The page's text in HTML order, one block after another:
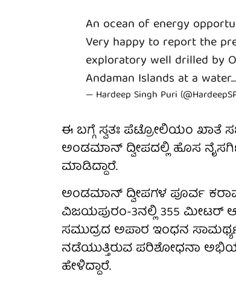
An ocean of energy
Very happy to report the
exploratory well drilled by
Andaman Islands at a water…
— Hardeep Singh Puri
ಈ ಬಗ್ಗೆ ಸ್ವತಃ ಪೆಟ್ರೋಲಿಯಂ ಖಾತೆ
ಅಂಡಮಾನ್ ದ್ವೀಪದಲ್ಲಿ ಹೊಸ
ಮಾಡಿದ್ದಾರೆ.
ಅಂಡಮಾನ್ ದ್ವೀಪಗಳ ಪೂರ್ವ
ವಿಜಯಪುರಂ-3ನಲ್ಲಿ 355 ಮೀಟರ್
ಸಮುದ್ರದ ಅಪಾರ ಇಂಧನ
ನಡೆಯುತ್ತಿರುವ ಪರಿಶೋಧನಾ
ಹೇಳಿದ್ದಾರೆ.